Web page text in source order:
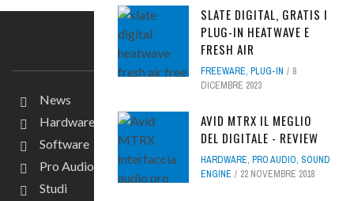
SLATE DIGITAL, GRATIS I
PLUG-IN HEATWAVE E
FRESH AIR
FREEWARE, PLUG-IN
8
DICEMBRE 2023
AVID MTRX IL MEGLIO
DEL DIGITALE - REVIEW
HARDWARE, PRO AUDIO, SOUND
ENGINE
22 NOVEMBRE 2018
IL SITO
News
Hardware
Software
Pro Audio
Studi